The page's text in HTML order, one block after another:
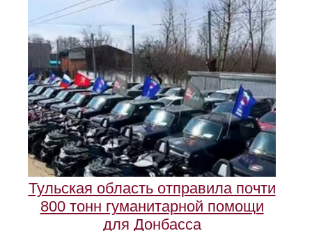
Тульская область отправила почти
800 тонн гуманитарной помощи
для Донбасса